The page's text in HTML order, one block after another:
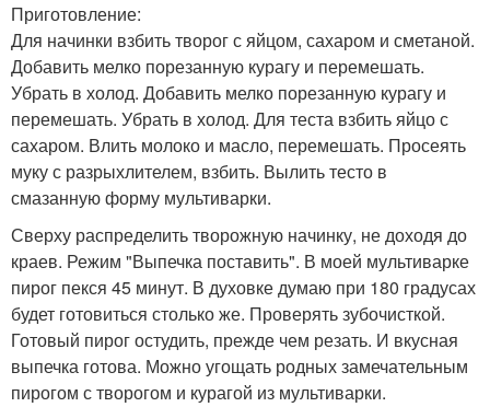
Приготовление:
Для начинки взбить творог с яйцом, сахаром и сметаной.
Добавить мелко порезанную курагу и перемешать.
Убрать в холод. Добавить мелко порезанную курагу и
перемешать. Убрать в холод. Для теста взбить яйцо с
сахаром. Влить молоко и масло, перемешать. Просеять
муку с разрыхлителем, взбить. Вылить тесто в
смазанную форму мультиварки.
Сверху распределить творожную начинку, не доходя до
краев. Режим "Выпечка поставить". В моей мультиварке
пирог пекся 45 минут. В духовке думаю при 180 градусах
будет готовиться столько же. Проверять зубочисткой.
Готовый пирог остудить, прежде чем резать. И вкусная
выпечка готова. Можно угощать родных замечательным
пирогом с творогом и курагой из мультиварки.